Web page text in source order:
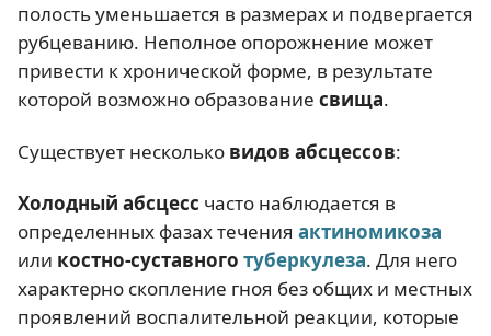
полость уменьшается в размерах и подвергается
рубцеванию. Неполное опорожнение может
привести к хронической форме, в результате
которой возможно образование свища.
Существует несколько видов абсцессов:
Холодный абсцесс часто наблюдается в
определенных фазах течения актиномикоза
или костно-суставного туберкулеза. Для него
характерно скопление гноя без общих и местных
проявлений воспалительной реакции, которые